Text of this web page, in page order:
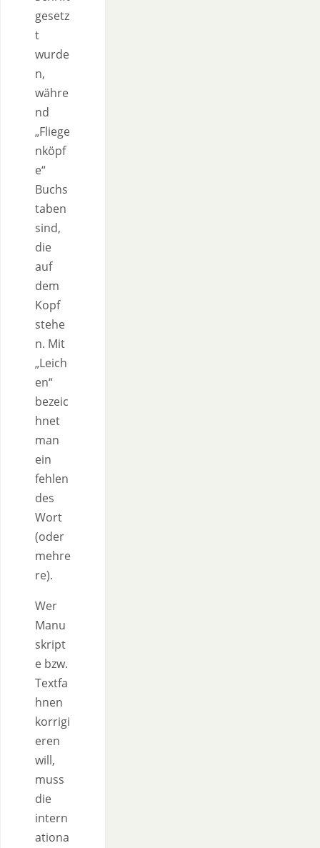
gesetz
t
wurde
n,
währe
nd
„Fliege
nköpf
e“
Buchs
taben
sind,
die
auf
dem
Kopf
stehe
n. Mit
„Leich
en“
bezeic
hnet
man
ein
fehlen
des
Wort
(oder
mehre
re).
Wer
Manu
skript
e bzw.
Textfa
hnen
korrigi
eren
will,
muss
die
intern
ationa